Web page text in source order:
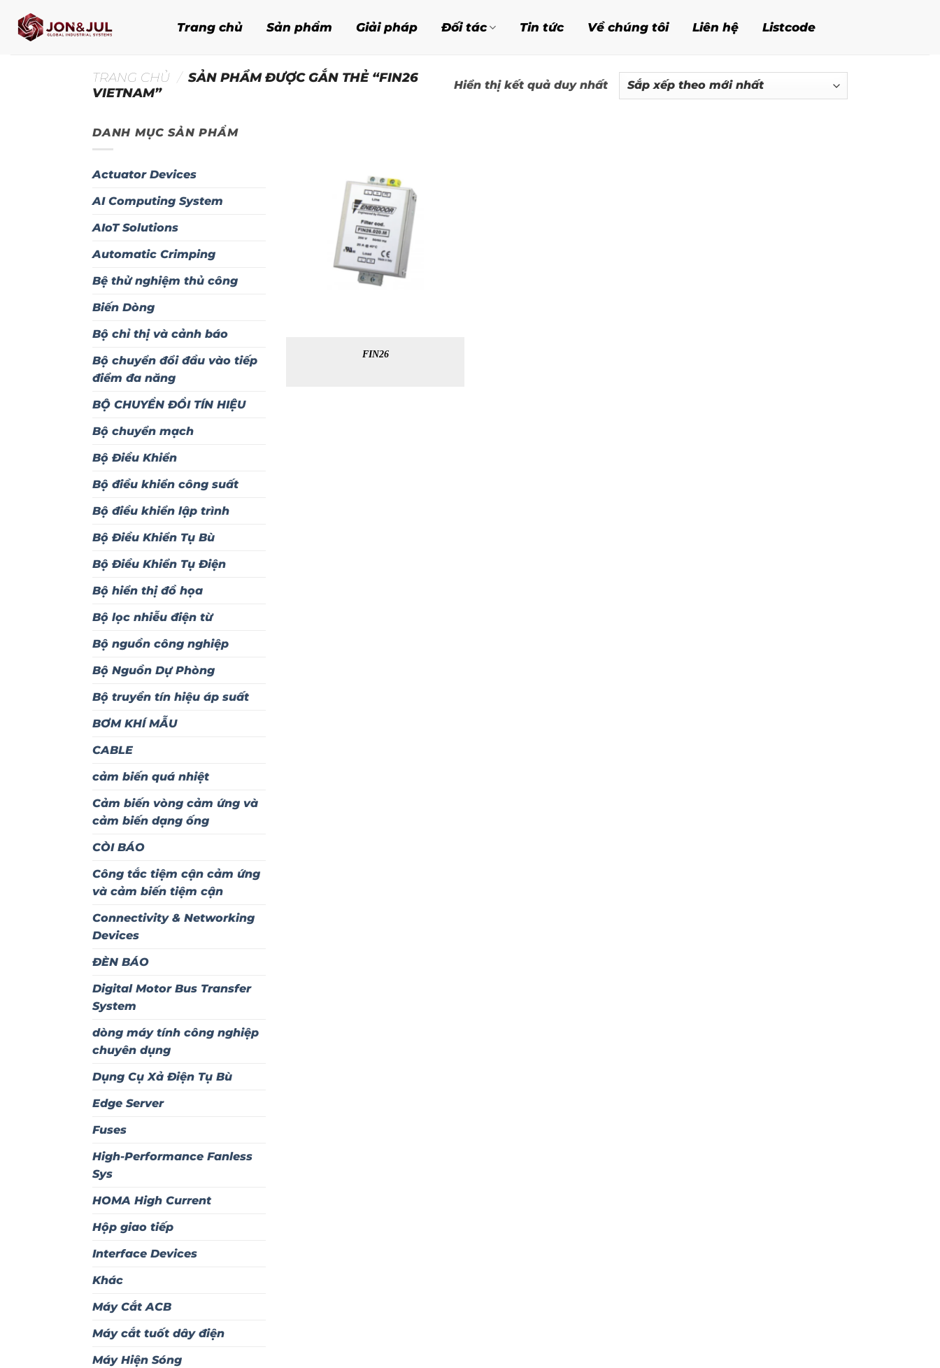
qua
Trang chủ Sản phẩm Giải pháp Đối tác Tin tức Về chúng tôi Liên hệ Listcode
TRANG CHỦ / SẢN PHẨM ĐƯỢC GẮN THẺ “FIN26
VIETNAM”
Hiển thị kết quả duy nhất
DANH MỤC SẢN PHẨM
Actuator Devices
AI Computing System
AIoT Solutions
Automatic Crimping
Bệ thử nghiệm thủ công
Biến Dòng
Bộ chỉ thị và cảnh báo
Bộ chuyển đổi đầu vào tiếp
điểm đa năng
BỘ CHUYỂN ĐỔI TÍN HIỆU
Bộ chuyển mạch
Bộ Điều Khiển
Bộ điều khiển công suất
Bộ điều khiển lập trình
Bộ Điều Khiển Tụ Bù
Bộ Điều Khiển Tụ Điện
Bộ hiển thị đồ họa
Bộ lọc nhiễu điện từ
Bộ nguồn công nghiệp
Bộ Nguồn Dự Phòng
Bộ truyền tín hiệu áp suất
BƠM KHÍ MẪU
CABLE
cảm biến quá nhiệt
Cảm biến vòng cảm ứng và
cảm biến dạng ống
CÒI BÁO
Công tắc tiệm cận cảm ứng
và cảm biến tiệm cận
Connectivity & Networking
Devices
ĐÈN BÁO
Digital Motor Bus Transfer
System
dòng máy tính công nghiệp
chuyên dụng
Dụng Cụ Xả Điện Tụ Bù
Edge Server
Fuses
High-Performance Fanless
Sys
HOMA High Current
Hộp giao tiếp
Interface Devices
Khác
Máy Cắt ACB
Máy cắt tuốt dây điện
Máy Hiện Sóng
FIN26